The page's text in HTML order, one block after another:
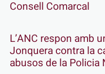
Consell Comarcal
L’ANC respon amb
Jonquera contra la
abusos de la Policia